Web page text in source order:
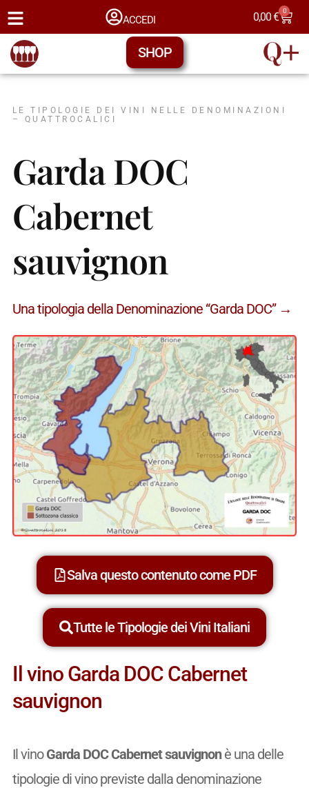
ACCEDI 0,00€ 0
SHOP
LE TIPOLOGIE DEI VINI NELLE DENOMINAZIONI
– QUATTROCALICI
Garda DOC
Cabernet
sauvignon
Una tipologia della Denominazione “Garda DOC” →
Salva questo contenuto come PDF
Tutte le Tipologie dei Vini Italiani
Il vino Garda DOC Cabernet
sauvignon
Il vinoGarda DOC Cabernet sauvignonè una delle
tipologie di vino previste dalla denominazione